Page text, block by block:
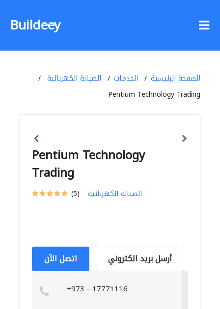
Buildeey
الصفحة الرئيسية الخدمات
الصيانة الكهربائية
Pentium Technology Trading
Pentium Technology
Trading
(5) الصيانة الكهربائية
اتصل الآن أرسل بريد الكتروني
+973 - 17771116